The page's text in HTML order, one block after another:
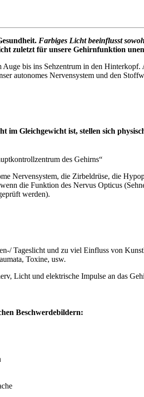
Farbiges Licht beeinflusst
zuletzt für unsere Gehirnfunktion
bis ins Sehzentrum in den
autonomes Nervensystem und den
im Gleichgewicht ist, stellen sich
des Gehirns“
Nervensystem, die Zirbeldrüse, die
die Funktion des Nervus Opticus
werden).
Tageslicht und zu viel Einfluss von
Toxine, usw.
Licht und elektrische Impulse an das
Beschwerdebildern: